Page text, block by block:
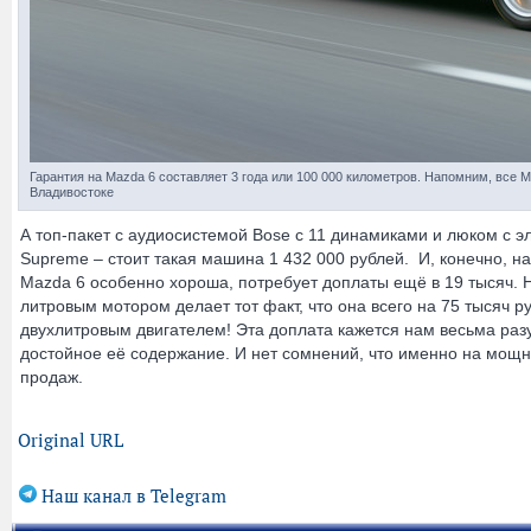
Гарантия на Mazda 6 составляет 3 года или 100 000 километров. Напомним, все
Владивостоке
А топ-пакет с аудиосистемой Bose с 11 динамиками и люком с
Supreme – стоит такая машина 1 432 000 рублей. И, конечно,
Mazda 6 особенно хороша, потребует доплаты ещё в 19 тысяч.
литровым мотором делает тот факт, что она всего на 75
двухлитровым двигателем! Эта доплата кажется нам весьма
достойное её содержание. И нет сомнений, что именно на
продаж.
Original URL
Наш канал в Telegram